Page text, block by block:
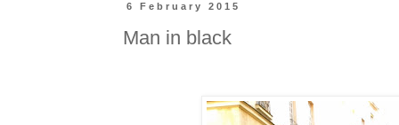
6 February 2015
Man in black